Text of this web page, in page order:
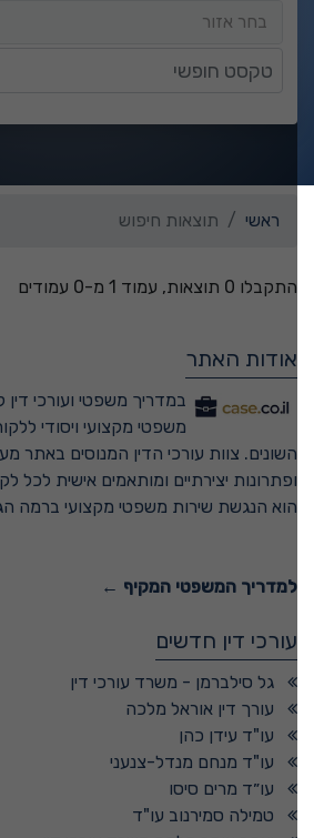
בחר אזור
ראשי תוצאות חיפוש
התקבלו 0 תוצאות, עמוד 1 מ-0 עמודים
אודות האתר
במדריך משפטי ועורכי דין
משפטי מקצועי ויסודי
השונים. צוות עורכי הדין המנוסים באתר
ופתרונות יצירתיים ומותאמים אישית לכל
הוא הנגשת שירות משפטי מקצועי ברמה
למדריך המשפטי המקיף ←
עורכי דין חדשים
גל סילברמן - משרד עורכי דין
עורך דין אוראל מלכה
עו"ד עידן כהן
עו"ד מנחם מנדל-צנעני
עו״ד מרים סיסו
טמילה סמירנוב עו"ד